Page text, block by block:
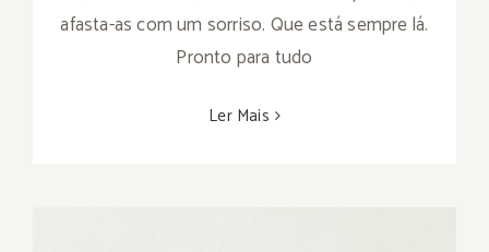
afasta-as com um sorriso. Que está sempre lá.
Pronto para tudo
Ler Mais